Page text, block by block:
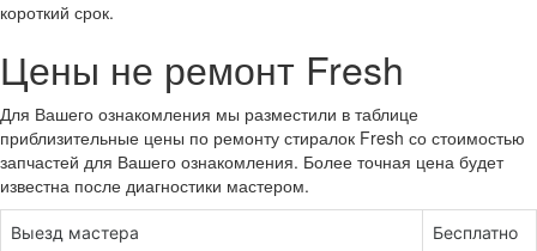
короткий срок.
Цены не ремонт Fresh
Для Вашего ознакомления мы разместили в таблице
приблизительные цены по ремонту стиралок Fresh со стоимостью
запчастей для Вашего ознакомления. Более точная цена будет
известна после диагностики мастером.
Выезд мастера Бесплатно